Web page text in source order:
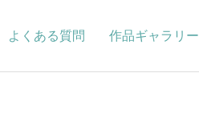
よくある質問 作品ギャラリー